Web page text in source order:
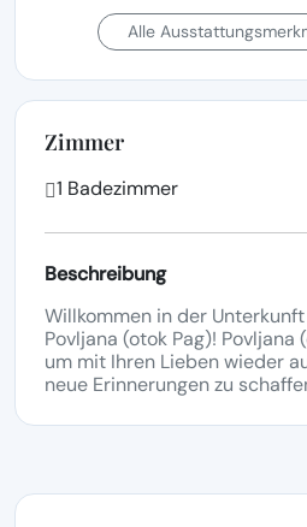
Richtlinien der örtlichen
Behörden gewaschen
Fernsehen
Alle
Zimmer
1 Badezimmer
Beschreibung
Willkommen in der
Povljana (otok Pag)! Povljana
um mit Ihren Lieben wieder
neue Erinnerungen zu